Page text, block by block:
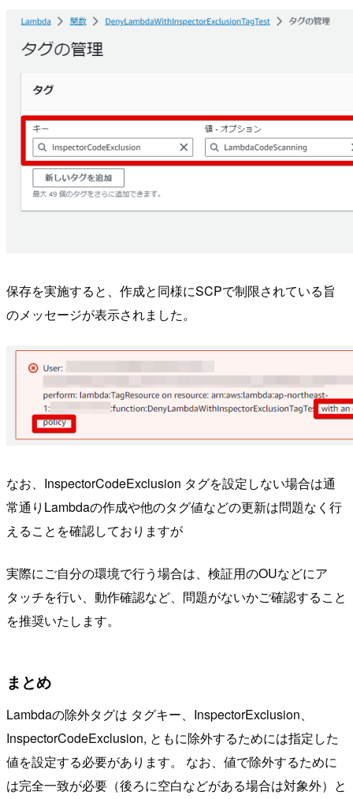
保存を実施すると、作成と同様にSCPで制限されている旨
のメッセージが表示されました。
なお、InspectorCodeExclusion タグを設定しない場合は通
常通りLambdaの作成や他のタグ値などの更新は問題なく行
えることを確認しておりますが
実際にご自分の環境で行う場合は、検証用のOUなどにア
タッチを行い、動作確認など、問題がないかご確認すること
を推奨いたします。
まとめ
Lambdaの除外タグは タグキー、InspectorExclusion、
InspectorCodeExclusion, ともに除外するためには指定した
値を設定する必要があります。 なお、値で除外するために
は完全一致が必要（後ろに空白などがある場合は対象外）と